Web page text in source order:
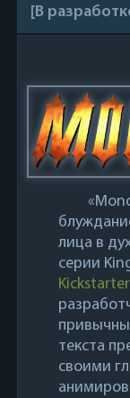
[В
лица в
серии
Kickstarter
текста
своими